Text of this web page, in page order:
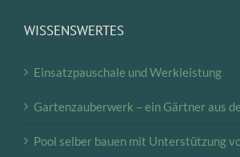
WISSENSWERTES
Einsatzpauschale und Werkleistung
Gartenzauberwerk – ein Gärtner aus
Pool selber bauen mit Unterstützung